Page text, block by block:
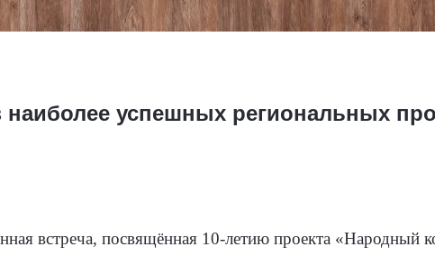
наиболее успешных региональных
встреча, посвящённая 10-летию проекта «Народный